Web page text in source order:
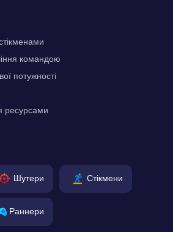
командою
потужності
ресурсами
Шутери Стікмени
Раннери